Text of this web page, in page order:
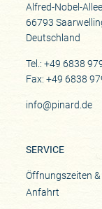
Alfred-Nobel-
66793
Deutschland
Tel.: +49 6838
Fax: +49 6838
info@pinard.de
SERVICE
Öffnungszeiten
Anfahrt